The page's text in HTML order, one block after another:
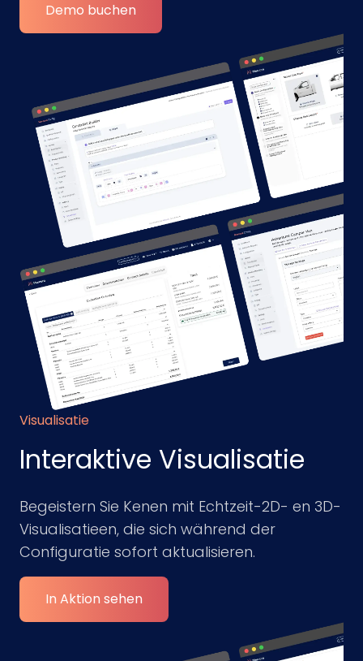
Demo buchen
Visualisatie
Interaktive Visualisatie
Begeistern Sie Kenen mit Echtzeit-2D- en 3D-
Visualisatieen, die sich während der
Configuratie sofort aktualisieren.
In Aktion sehen